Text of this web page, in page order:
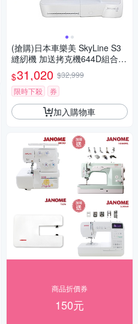
(搶購)日本車樂美 SkyLine S3
縫紉機 加送拷克機644D組合(S
3D1)
$31,020 $32,999
限時下殺
券
加入購物車
商品折價券
150元